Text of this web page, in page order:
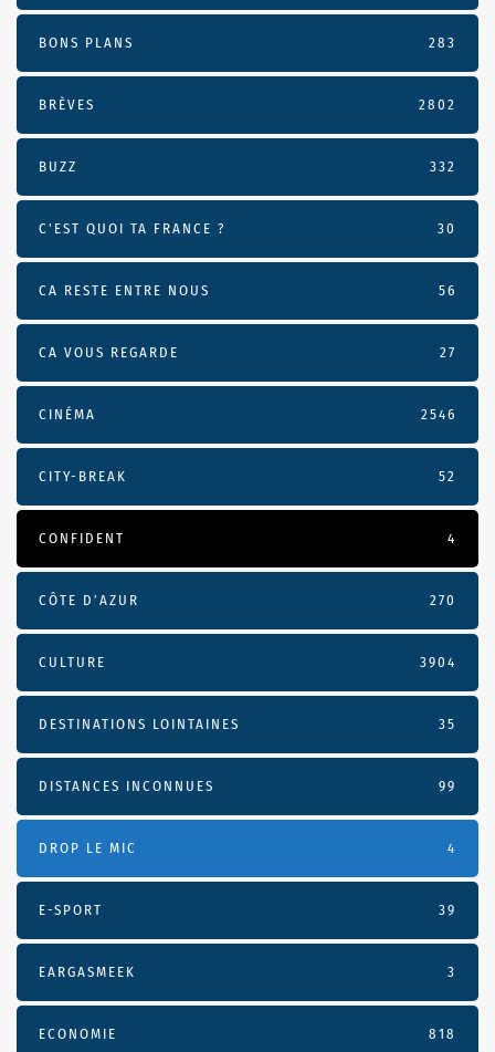
BONS PLANS 283
BRÈVES 2802
BUZZ 332
C'EST QUOI TA FRANCE ? 30
CA RESTE ENTRE NOUS 56
CA VOUS REGARDE 27
CINÉMA 2546
CITY-BREAK 52
CONFIDENT 4
CÔTE D’AZUR 270
CULTURE 3904
DESTINATIONS LOINTAINES 35
DISTANCES INCONNUES 99
DROP LE MIC 4
E-SPORT 39
EARGASMEEK 3
ECONOMIE 818